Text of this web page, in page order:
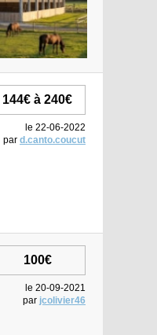
144€ à 240€
le 22-06-2022
par d.canto.coucut
100€
le 20-09-2021
par jcolivier46